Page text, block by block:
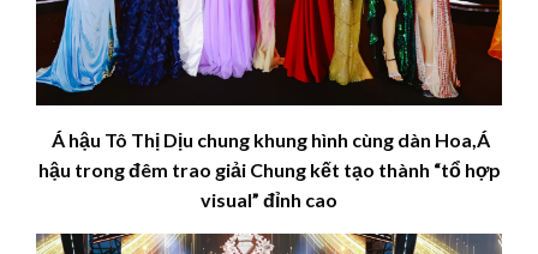
Á hậu Tô Thị Dịu chung khung hình cùng dàn Hoa,Á
hậu trong đêm trao giải Chung kết tạo thành “tổ hợp
visual” đỉnh cao